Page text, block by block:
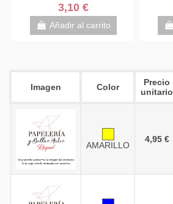
3,10 €
Añadir al carrito
Imagen Color
Precio
unitario
AMARILLO
4,95 €